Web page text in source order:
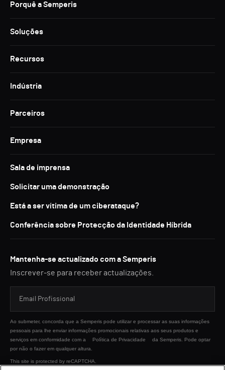
Porquê a Semperis
Soluções
Recursos
Indústria
Parceiros
Empresa
Sala de imprensa
Solicitar uma demonstração
Está a ser vítima de um ciberataque?
Conferência sobre Protecção da Identidade Híbrida
Mantenha-se actualizado com a Semperis
Inscrever-se para receber actualizações.
Ao submeter, concorda que a Semperis pode utilizar e processar as suas informações
pessoais para lhe enviar informações promocionais relativas aos seus produtos e
serviços em conformidade com a
Política de Privacidade
da Semperis. Pode optar
por não o fazer em qualquer altura.
This site is protected by reCAPTCHA.